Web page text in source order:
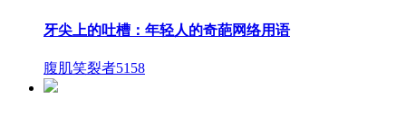
牙尖上的吐槽：年轻人的奇葩网络用语
腹肌笑裂者5158